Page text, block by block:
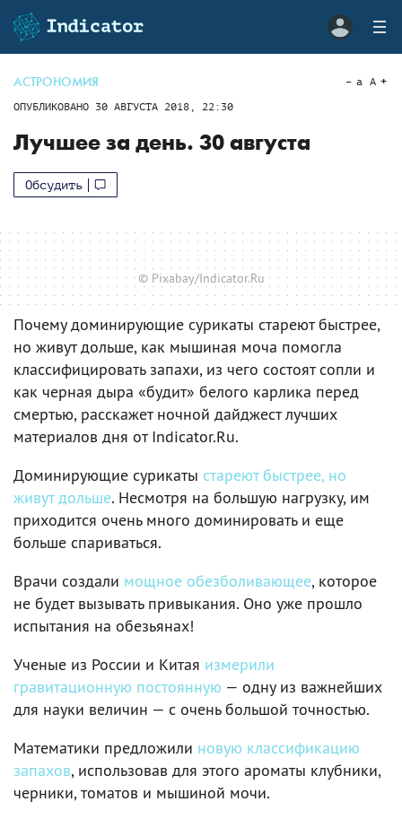
АСТРОНОМИЯ
ОПУБЛИКОВАНО 30 АВГУСТА 2018, 22:30
a A
Лучшее за день. 30 августа
Обсудить
© Pixabay/Indicator.Ru
Почему доминирующие сурикаты стареют быстрее,
но живут дольше, как мышиная моча помогла
классифицировать запахи, из чего состоят сопли и
как черная дыра «будит» белого карлика перед
смертью, расскажет ночной дайджест лучших
материалов дня от Indicator.Ru.
Доминирующие сурикаты стареют быстрее, но
живут дольше. Несмотря на большую нагрузку, им
приходится очень много доминировать и еще
больше спариваться.
Врачи создали мощное обезболивающее, которое
не будет вызывать привыкания. Оно уже прошло
испытания на обезьянах!
Ученые из России и Китая измерили
гравитационную постоянную — одну из важнейших
для науки величин — с очень большой точностью.
Математики предложили новую классификацию
запахов, использовав для этого ароматы клубники,
черники, томатов и мышиной мочи.